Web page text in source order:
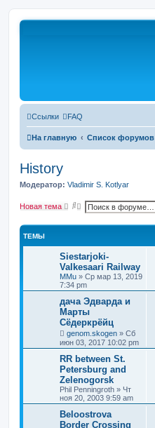
Ссылки FAQ
На главную Список форумов
History
Модератор: Vladimir S. Kotlyar
Новая тема
П
р
е
н
ы
й
п
о
и
с
к
ТЕМЫ
Siestarjoki-
Valkesaari Railway
MMu » Ср мар 13, 2019
7:34 pm
дача Эдварда и
Марты
Сёдеркрёйц
genom.skogen » Сб
июн 03, 2017 10:02 pm
RR between St.
Petersburg and
Zelenogorsk
Phil Penningroth » Чт
ноя 20, 2003 9:59 am
Beloostrova
Border Crossing